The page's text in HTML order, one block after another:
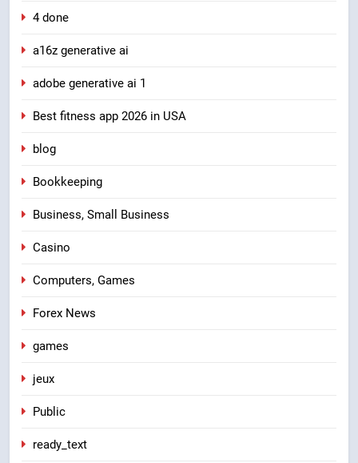
4 done
a16z generative ai
adobe generative ai 1
Best fitness app 2026 in USA
blog
Bookkeeping
Business, Small Business
Casino
Computers, Games
Forex News
games
jeux
Public
ready_text